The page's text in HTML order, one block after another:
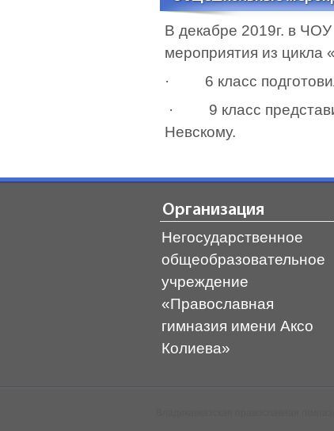
В декабре 2019г. в
мероприятия из цикла
· 6 класс
· 9 класс
Невскому.
Организация
Негосударственное
общеобразовательное
учреждение
«Православная
гимназия имени Аксо
Колиева»